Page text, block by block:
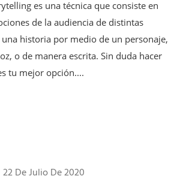
es una técnica que consiste en
de la audiencia de distintas
una historia por medio de un personaje,
o de manera escrita. Sin duda hacer
tu mejor opción....
22 De Julio De 2020